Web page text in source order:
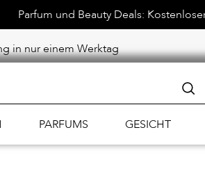
Parfum und Beauty Deals:
in nur einem Werktag
PARFUMS GESICHT